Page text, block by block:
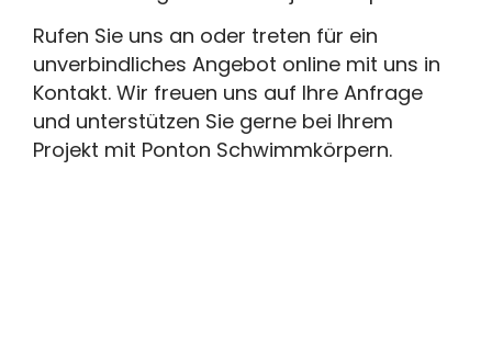
Rufen Sie uns an oder treten für ein
unverbindliches Angebot online mit uns in
Kontakt. Wir freuen uns auf Ihre Anfrage
und unterstützen Sie gerne bei Ihrem
Projekt mit Ponton Schwimmkörpern.